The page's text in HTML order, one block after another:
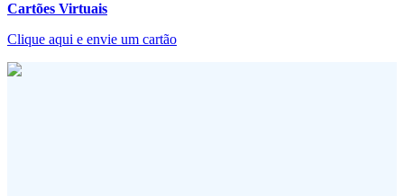
Cartões Virtuais
Clique aqui e envie um cartão